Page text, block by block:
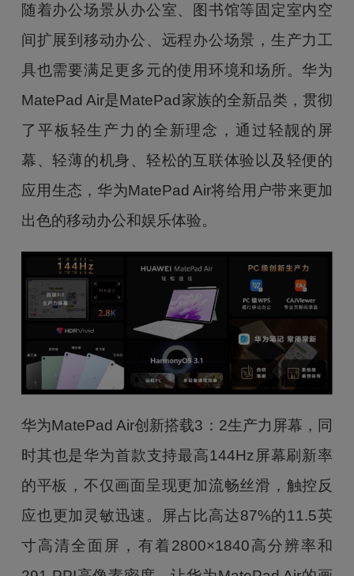
随着办公场景从办公室、图书馆等固定室内空
间扩展到移动办公、远程办公场景，生产力工
具也需要满足更多元的使用环境和场所。华为
MatePad Air是MatePad家族的全新品类，贯彻
了平板轻生产力的全新理念，通过轻靓的屏
幕、轻薄的机身、轻松的互联体验以及轻便的
应用生态，华为MatePad Air将给用户带来更加
出色的移动办公和娱乐体验。
华为MatePad Air创新搭载3：2生产力屏幕，同
时其也是华为首款支持最高144Hz屏幕刷新率
的平板，不仅画面呈现更加流畅丝滑，触控反
应也更加灵敏迅速。屏占比高达87%的11.5英
寸高清全面屏，有着2800×1840高分辨率和